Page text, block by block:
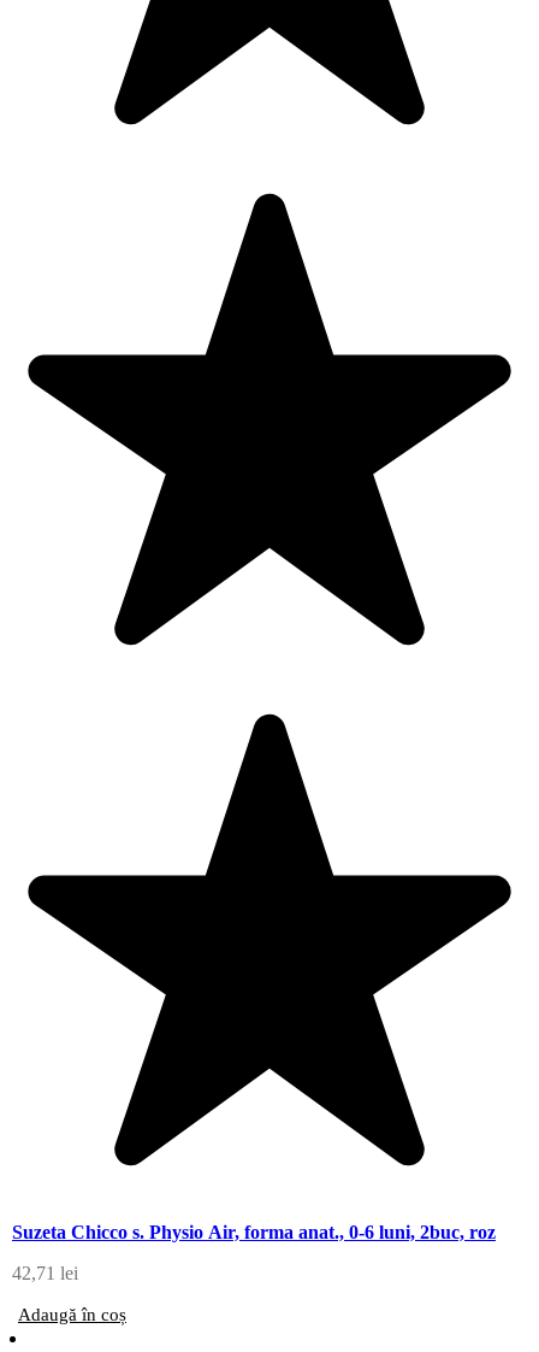
Suzeta Chicco s. Physio Air, forma anat., 0-6 luni, 2buc, roz
42,71 lei
Adaugă în coș